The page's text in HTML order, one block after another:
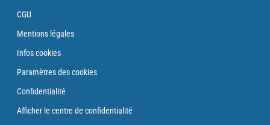
CGU
Mentions légales
Infos cookies
Paramètres des cookies
Confidentialité
Afficher le centre de confidentialité